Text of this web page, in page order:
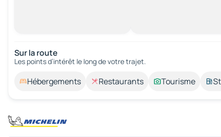
Sur la route
Les points d’intérêt le long de votre trajet.
Hébergements Restaurants Tourisme